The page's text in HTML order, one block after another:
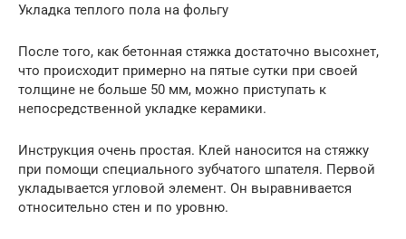
Укладка теплого пола на фольгу
После того, как бетонная стяжка достаточно высохнет,
что происходит примерно на пятые сутки при своей
толщине не больше 50 мм, можно приступать к
непосредственной укладке керамики.
Инструкция очень простая. Клей наносится на стяжку
при помощи специального зубчатого шпателя. Первой
укладывается угловой элемент. Он выравнивается
относительно стен и по уровню.